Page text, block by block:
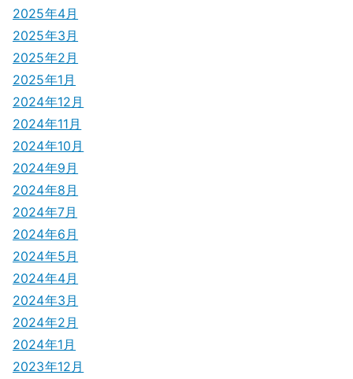
2025年4月
2025年3月
2025年2月
2025年1月
2024年12月
2024年11月
2024年10月
2024年9月
2024年8月
2024年7月
2024年6月
2024年5月
2024年4月
2024年3月
2024年2月
2024年1月
2023年12月